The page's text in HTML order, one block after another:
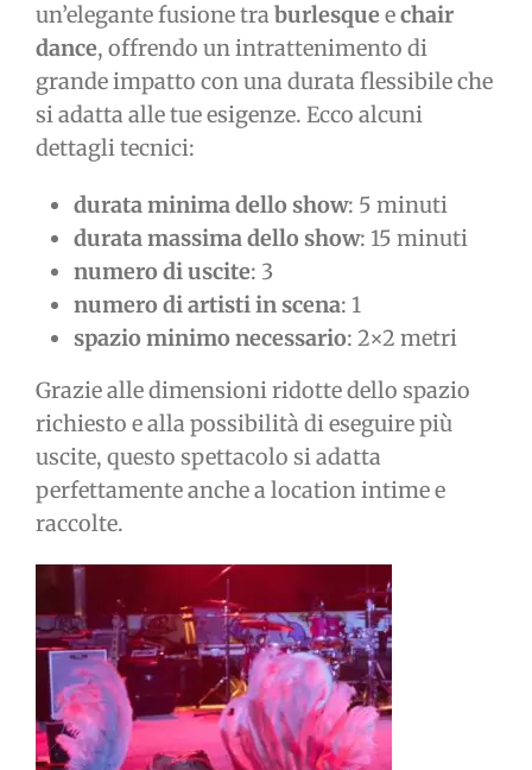
un’elegante fusione traburlesque echair
dance, offrendo un intrattenimento di
grande impatto con una durata flessibile che
si adatta alle tue esigenze. Ecco alcuni
dettagli tecnici:
durata minima dello show: 5 minuti
durata massima dello show: 15 minuti
numero di uscite: 3
numero di artisti in scena: 1
spazio minimo necessario: 2×2 metri
Grazie alle dimensioni ridotte dello spazio
richiesto e alla possibilità di eseguire più
uscite, questo spettacolo si adatta
perfettamente anche a location intime e
raccolte.